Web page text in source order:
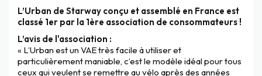
L’Urban de Starway conçu et assemblé en France est
classé 1er par la 1ère association de consommateurs !
L’avis de l'association :
« L’Urban est un VAE très facile à utiliser et
particulièrement maniable, c’est le modèle idéal pour tous
ceux qui veulent se remettre au vélo après des années